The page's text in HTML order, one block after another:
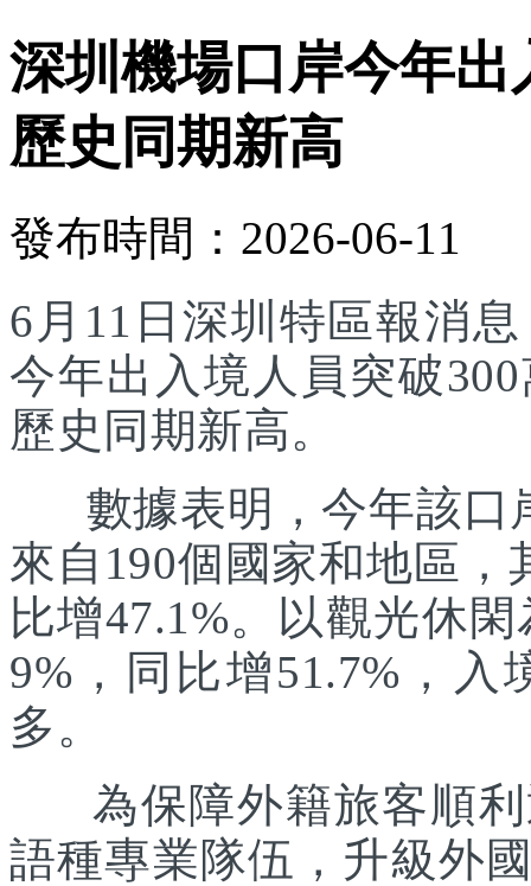
深圳機場口岸今年出
歷史同期新高
發布時間：2026-06-11
6月11日深圳特區報消
今年出入境人員突破
歷史同期新高。
數據表明，今年該口
來自190個國家和地區，
比增47.1%。以觀光休
9%，同比增51.7%，
多。
為保障外籍旅客順利
語種專業隊伍，升級外